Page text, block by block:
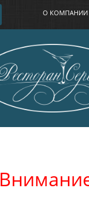
О КОМПАНИИ